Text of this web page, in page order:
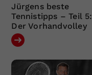
Jürgens beste
Tennistipps – Teil 5:
Der Vorhandvolley